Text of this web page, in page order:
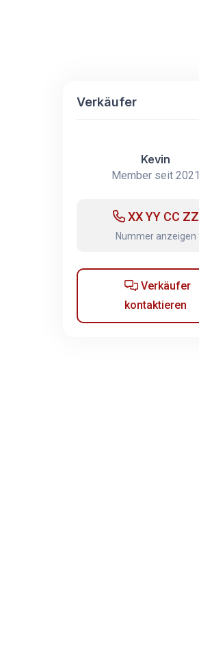
Verkäufer
Kevin
Member seit 2021
XX YY CC ZZ
Nummer anzeigen
Verkäufer
kontaktieren